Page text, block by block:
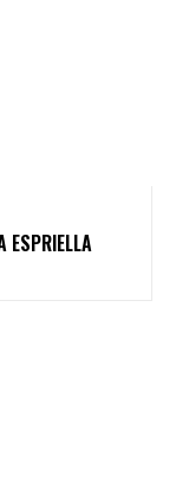
ESPRIELLA